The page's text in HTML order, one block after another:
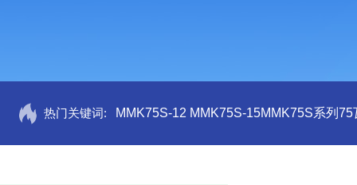
热门关键词: MMK75S-12 MMK75S-15MMK75S系列